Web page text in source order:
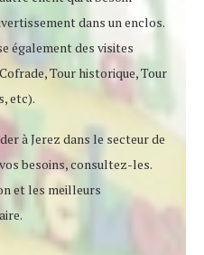
dans un enclos.
également des visites
Tour historique, Tour
etc).
à Jerez dans le secteur de
besoins, consultez-les.
et les meilleurs